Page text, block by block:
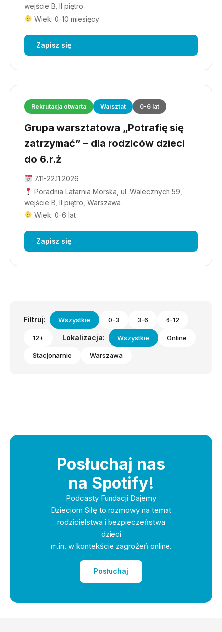
wejście B, II piętro
Wiek: 0-10 miesięcy
Zapisz się
Rekrutacja otwarta Warsztat 0-6 lat
Grupa warsztatowa „Potrafię się
zatrzymać” – dla rodziców dzieci
do 6.r.ż
7.11-22.11.2026
Poradnia Latarnia Morska, ul. Walecznych 59,
wejście B, II piętro, Warszawa
Wiek: 0-6 lat
Zapisz się
Filtruj: Wszystkie 0-3 3-6 6-12
12+ Lokalizacja: Wszystkie Online
Stacjonarnie Warszawa
Posłuchaj nas
na Spotify!
Podcasty Fundacji Dajemy
Dzieciom Siłę to rozmowy na temat
rodzicielstwa i bezpieczeństwa
dzieci
m.in. w kontekście zagrożeń online.
Posłuchaj